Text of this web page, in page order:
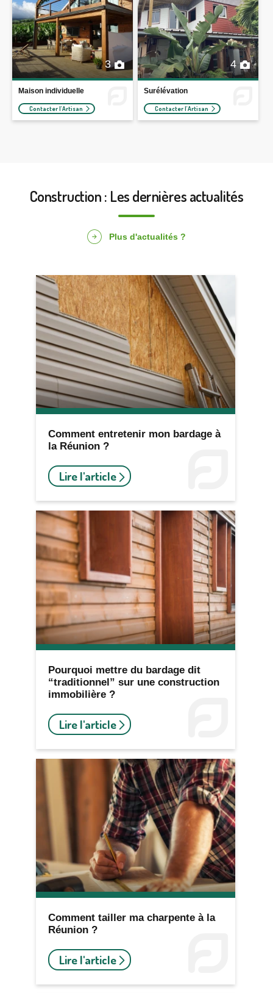
3
Maison individuelle
Contacter l'Artisan
4
Surélévation
Contacter l'Artisan
Construction : Les dernières actualités
Plus d'actualités ?
Comment entretenir mon bardage à
la Réunion ?
Lire l'article
Pourquoi mettre du bardage dit
“traditionnel” sur une construction
immobilière ?
Lire l'article
Comment tailler ma charpente à la
Réunion ?
Lire l'article